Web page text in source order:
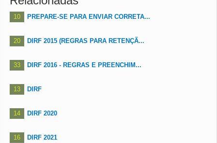
10 PREPARE-SE PARA ENVIAR CORRETA...
20 DIRF 2015 (REGRAS PARA RETENÇÃ...
33 DIRF 2016 - REGRAS E PREENCHIM...
13 DIRF
14 DIRF 2020
16 DIRF 2021